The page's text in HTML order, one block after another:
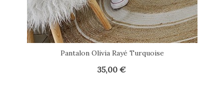
Pantalon Olivia Rayé Turquoise
35,00 €